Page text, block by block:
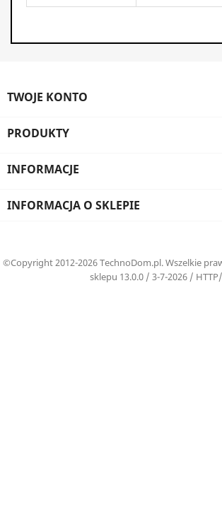
TWOJE KONTO
PRODUKTY
INFORMACJE
INFORMACJA O SKLEPIE
©Copyright 2012-2026 TechnoDom.pl. Wszelkie
sklepu 13.0.0 / 3-7-2026 /